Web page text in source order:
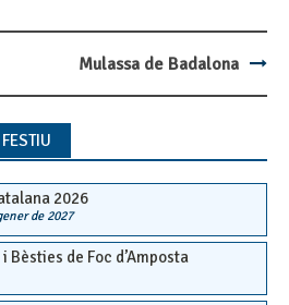
Mulassa de Badalona
2026
de 2027
Bèsties de Foc d’Amposta